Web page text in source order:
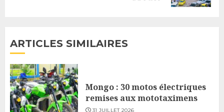
ARTICLES SIMILAIRES
Mongo : 30 motos électriques
remises aux mototaximens
31 JUILLET 2026